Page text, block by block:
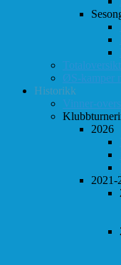
Totaloversikt
ØS-kamper
Historikk
Vinner-
2026
2021-